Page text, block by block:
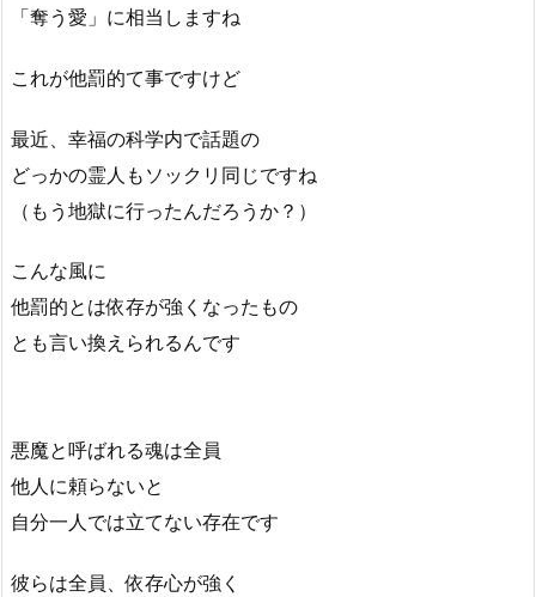
「奪う愛」に相当しますね
これが他罰的て事ですけど
最近、幸福の科学内で話題の
どっかの霊人もソックリ同じですね
（もう地獄に行ったんだろうか？）
こんな風に
他罰的とは依存が強くなったもの
とも言い換えられるんです
悪魔と呼ばれる魂は全員
他人に頼らないと
自分一人では立てない存在です
彼らは全員、依存心が強く